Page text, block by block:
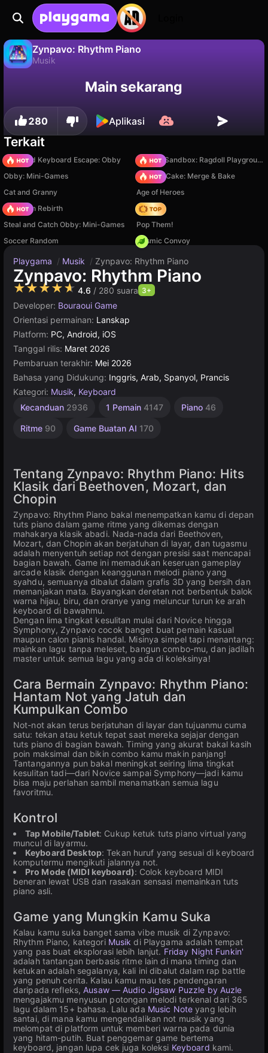
Zynpavo: Rhythm Piano
Musik
Simpan progresnya!
Main sekarang
280 Aplikasi
Terkait
+1 Speed Keyboard Escape: Obby
Sprunki Sandbox: Ragdoll Playground Mode
Obby: Mini-Games
Piece of Cake: Merge & Bake
Cat and Granny
Age of Heroes
Stickman Rebirth
Hedgies
Steal and Catch Obby: Mini-Games
Pop Them!
Soccer Random
Cosmic Convoy
Playgama / Musik / Zynpavo: Rhythm Piano
Zynpavo: Rhythm Piano
★★★★★ 4.6 / 280 suara 3+
Developer: Bouraoui Game
Orientasi permainan: Lanskap
Platform: PC, Android, iOS
Tanggal rilis: Maret 2026
Pembaruan terakhir: Mei 2026
Bahasa yang Didukung: Inggris, Arab, Spanyol, Prancis
Kategori: Musik, Keyboard
Kecanduan 2936 1 Pemain 4147 Piano 46
Ritme 90 Game Buatan AI 170
Tentang Zynpavo: Rhythm Piano: Hits
Klasik dari Beethoven, Mozart, dan
Chopin
Zynpavo: Rhythm Piano bakal menempatkan kamu di depan
tuts piano dalam game ritme yang dikemas dengan
mahakarya klasik abadi. Nada-nada dari Beethoven,
Mozart, dan Chopin akan berjatuhan di layar, dan tugasmu
adalah menyentuh setiap not dengan presisi saat mencapai
bagian bawah. Game ini memadukan keseruan gameplay
arcade klasik dengan keanggunan melodi piano yang
syahdu, semuanya dibalut dalam grafis 3D yang bersih dan
memanjakan mata. Bayangkan deretan not berbentuk balok
warna hijau, biru, dan oranye yang meluncur turun ke arah
keyboard di bawahmu.
Dengan lima tingkat kesulitan mulai dari Novice hingga
Symphony, Zynpavo cocok banget buat pemain kasual
maupun calon pianis handal. Misinya simpel tapi menantang:
mainkan lagu tanpa meleset, bangun combo-mu, dan jadilah
master untuk semua lagu yang ada di koleksinya!
Cara Bermain Zynpavo: Rhythm Piano:
Hantam Not yang Jatuh dan
Kumpulkan Combo
Not-not akan terus berjatuhan di layar dan tujuanmu cuma
satu: tekan atau ketuk tepat saat mereka sejajar dengan
tuts piano di bagian bawah. Timing yang akurat bakal kasih
poin maksimal dan bikin combo kamu makin panjang!
Tantangannya pun bakal meningkat seiring lima tingkat
kesulitan tadi—dari Novice sampai Symphony—jadi kamu
bisa maju perlahan sambil menamatkan semua lagu
favoritmu.
Kontrol
Tap Mobile/Tablet: Cukup ketuk tuts piano virtual yang
muncul di layarmu.
Keyboard Desktop: Tekan huruf yang sesuai di keyboard
komputermu mengikuti jalannya not.
Pro Mode (MIDI keyboard): Colok keyboard MIDI
beneran lewat USB dan rasakan sensasi memainkan tuts
piano asli.
Game yang Mungkin Kamu Suka
Kalau kamu suka banget sama vibe musik di Zynpavo:
Rhythm Piano, kategori Musik di Playgama adalah tempat
yang pas buat eksplorasi lebih lanjut. Friday Night Funkin'
adalah tantangan berbasis ritme lain di mana timing dan
ketukan adalah segalanya, kali ini dibalut dalam rap battle
yang penuh cerita. Kalau kamu mau tes pendengaran
daripada refleks,Ausaw — Audio Jigsaw Puzzle by Auzle
mengajakmu menyusun potongan melodi terkenal dari 365
lagu dalam 15+ bahasa. Lalu ada Music Note yang lebih
santai, di mana kamu mengendalikan not musik yang
melompat di platform untuk memberi warna pada dunia
yang hitam-putih. Buat penggemar game bertema
keyboard, jangan lupa cek juga koleksi Keyboard kami.